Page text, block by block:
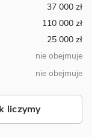
37 000 zł
110 000 zł
25 000 zł
nie obejmuje
nie obejmuje
liczymy